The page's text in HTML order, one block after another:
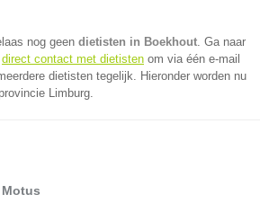
nog geen dietisten in Boekhout. Ga naar
direct contact met dietisten om via één e-mail
dietisten tegelijk. Hieronder worden nu
Limburg.